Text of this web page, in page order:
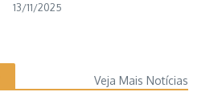
13/11/2025
Veja Mais Notícias